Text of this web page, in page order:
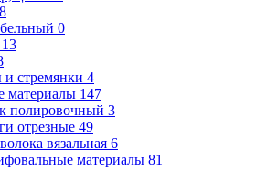
0
13
стремянки 4
материалы 147
полировочный 3
отрезные 49
вязальная 6
материалы 81